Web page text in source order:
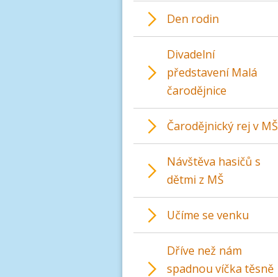
Den rodin
Divadelní
představení Malá
čarodějnice
Čarodějnický rej v MŠ
Návštěva hasičů s
dětmi z MŠ
Učíme se venku
Dříve než nám
spadnou víčka těsně